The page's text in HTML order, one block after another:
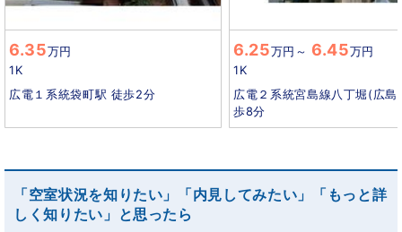
6.35万円
1K
広電１系統袋町駅 徒歩2分
6.25万円 ～ 6.45万円
1K
広電２系統宮島線八丁堀(広島
歩8分
「空室状況を知りたい」「内見してみたい」「もっと詳
しく知りたい」と思ったら